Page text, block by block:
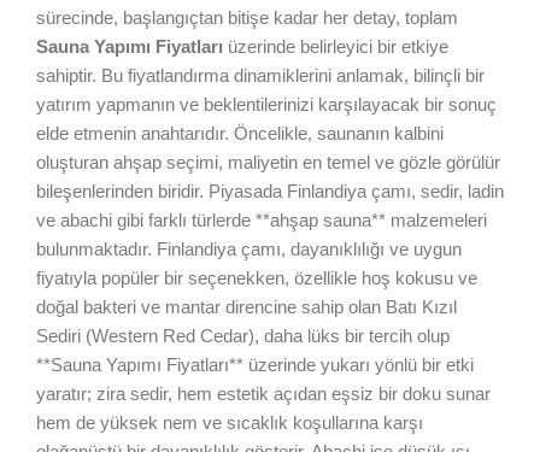
sürecinde, başlangıçtan bitişe kadar her detay, toplam
Sauna Yapımı Fiyatları üzerinde belirleyici bir etkiye
sahiptir. Bu fiyatlandırma dinamiklerini anlamak, bilinçli bir
yatırım yapmanın ve beklentilerinizi karşılayacak bir sonuç
elde etmenin anahtarıdır. Öncelikle, saunanın kalbini
oluşturan ahşap seçimi, maliyetin en temel ve gözle görülür
bileşenlerinden biridir. Piyasada Finlandiya çamı, sedir, ladin
ve abachi gibi farklı türlerde **ahşap sauna** malzemeleri
bulunmaktadır. Finlandiya çamı, dayanıklılığı ve uygun
fiyatıyla popüler bir seçenekken, özellikle hoş kokusu ve
doğal bakteri ve mantar direncine sahip olan Batı Kızıl
Sediri (Western Red Cedar), daha lüks bir tercih olup
**Sauna Yapımı Fiyatları** üzerinde yukarı yönlü bir etki
yaratır; zira sedir, hem estetik açıdan eşsiz bir doku sunar
hem de yüksek nem ve sıcaklık koşullarına karşı